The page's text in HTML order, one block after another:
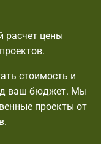
расчет цены
стоимость и
ваш бюджет. Мы
проекты от